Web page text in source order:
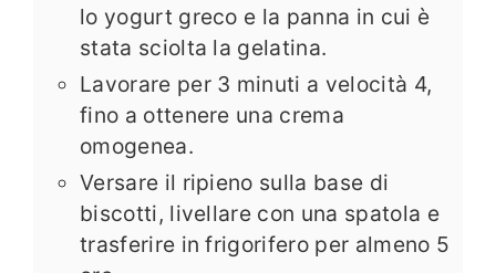
lo yogurt greco e la panna in cui è
stata sciolta la gelatina.
Lavorare per 3 minuti a velocità 4,
fino a ottenere una crema
omogenea.
Versare il ripieno sulla base di
biscotti, livellare con una spatola e
trasferire in frigorifero per almeno 5